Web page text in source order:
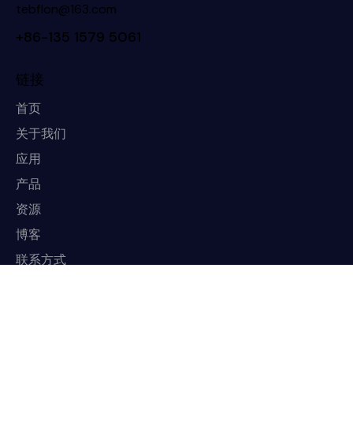
tebflon@163.com
+86-135 1579 5061
链接
首页
关于我们
应用
产品
资源
博客
联系方式